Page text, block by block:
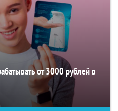
от 3000 рублей в